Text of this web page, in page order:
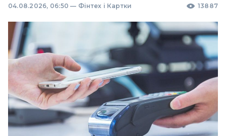
04.08.2026, 06:50 — Фінтех і Картки 13887